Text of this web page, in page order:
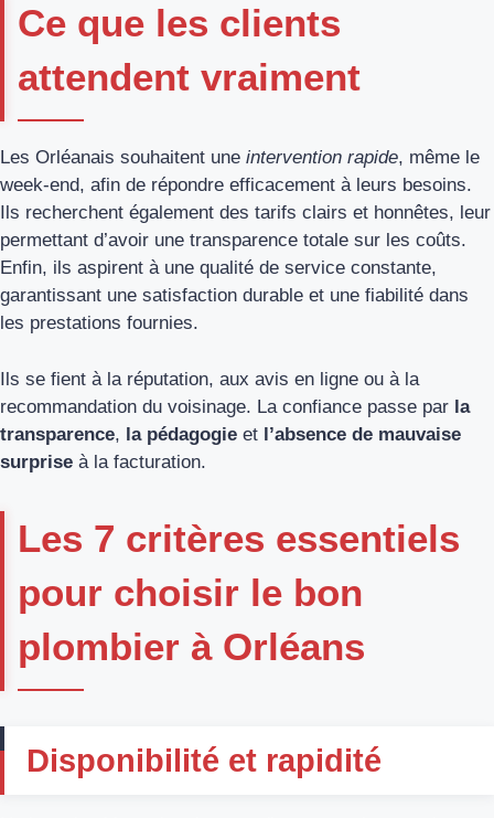
Ce que les clients
attendent vraiment
Les Orléanais souhaitent une intervention rapide, même le
week-end, afin de répondre efficacement à leurs besoins.
Ils recherchent également des tarifs clairs et honnêtes, leur
permettant d’avoir une transparence totale sur les coûts.
Enfin, ils aspirent à une qualité de service constante,
garantissant une satisfaction durable et une fiabilité dans
les prestations fournies.
Ils se fient à la réputation, aux avis en ligne ou à la
recommandation du voisinage. La confiance passe par la
transparence, la pédagogie et l’absence de mauvaise
surprise à la facturation.
Les 7 critères essentiels
pour choisir le bon
plombier à Orléans
Disponibilité et rapidité